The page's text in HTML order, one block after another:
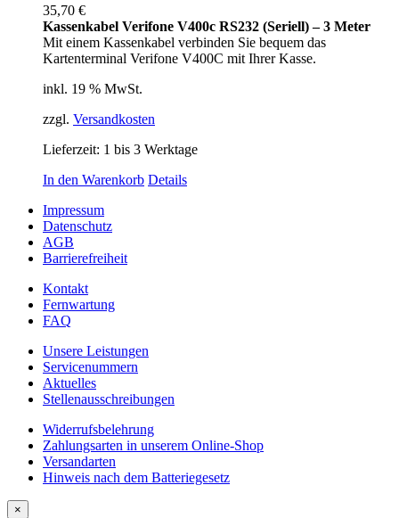
35,70 €
Kassenkabel Verifone V400c RS232 (Seriell) – 3 Meter
Mit einem Kassenkabel verbinden Sie bequem das
Kartenterminal Verifone V400C mit Ihrer Kasse.
inkl. 19 % MwSt.
zzgl. Versandkosten
Lieferzeit: 1 bis 3 Werktage
In den Warenkorb Details
Impressum
Datenschutz
AGB
Barrierefreiheit
Kontakt
Fernwartung
FAQ
Unsere Leistungen
Servicenummern
Aktuelles
Stellenausschreibungen
Widerrufsbelehrung
Zahlungsarten in unserem Online-Shop
Versandarten
Hinweis nach dem Batteriegesetz
×